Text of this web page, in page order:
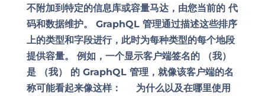
不附加到特定的信息库或容量马达，由您当前的 代
码和数据维护。 GraphQL 管理通过描述这些排序
上的类型和字段进行，此时为每种类型的每个地段
提供容量。 例如，一个显示客户端签名的 （我）
是 （我） 的 GraphQL 管理，就像该客户端的名
称可能看起来像这样： 为什么以及在哪里使用